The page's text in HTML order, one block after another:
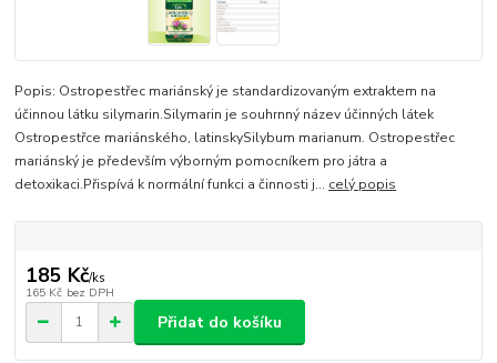
Popis: Ostropestřec mariánský je standardizovaným extraktem na
účinnou látku silymarin.Silymarin je souhrnný název účinných látek
Ostropestřce mariánského, latinskySilybum marianum. Ostropestřec
mariánský je především výborným pomocníkem pro játra a
detoxikaci.Přispívá k normální funkci a činnosti j... celý popis
185 Kč/ks
165 Kč bez DPH
Přidat do košíku